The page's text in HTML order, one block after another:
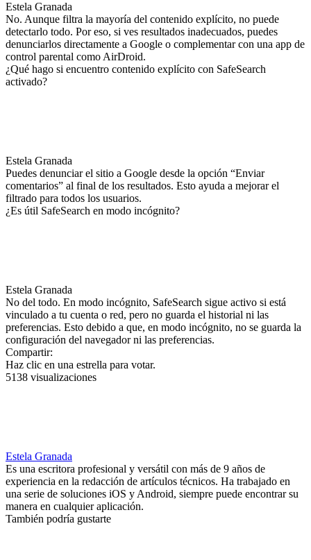
Estela Granada
No. Aunque filtra la mayoría del contenido explícito, no puede
detectarlo todo. Por eso, si ves resultados inadecuados, puedes
denunciarlos directamente a Google o complementar con una app de
control parental como AirDroid.
¿Qué hago si encuentro contenido explícito con SafeSearch
activado?
Estela Granada
Puedes denunciar el sitio a Google desde la opción “Enviar
comentarios” al final de los resultados. Esto ayuda a mejorar el
filtrado para todos los usuarios.
¿Es útil SafeSearch en modo incógnito?
Estela Granada
No del todo. En modo incógnito, SafeSearch sigue activo si está
vinculado a tu cuenta o red, pero no guarda el historial ni las
preferencias. Esto debido a que, en modo incógnito, no se guarda la
configuración del navegador ni las preferencias.
Compartir:
Haz clic en una estrella para votar.
5138 visualizaciones
Estela Granada
Es una escritora profesional y versátil con más de 9 años de
experiencia en la redacción de artículos técnicos. Ha trabajado en
una serie de soluciones iOS y Android, siempre puede encontrar su
manera en cualquier aplicación.
También podría gustarte